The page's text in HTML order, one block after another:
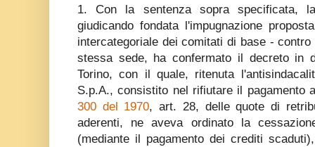
1. Con la sentenza sopra specificata,
giudicando fondata l'impugnazione
intercategoriale dei comitati di base -
stessa sede, ha confermato il decreto in
Torino, con il quale, ritenuta
S.p.A., consistito nel rifiutare il pagamento
300 del 1970, art. 28, delle quote di
aderenti, ne aveva ordinato la
(mediante il pagamento dei crediti